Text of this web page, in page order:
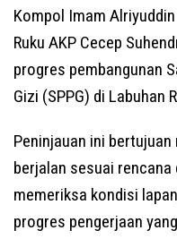
Kompol Imam
Ruku AKP Cecep
progres pembangunan
Gizi (SPPG) di Labuhan
Peninjauan ini
berjalan sesuai
memeriksa kondisi
progres pengerjaan